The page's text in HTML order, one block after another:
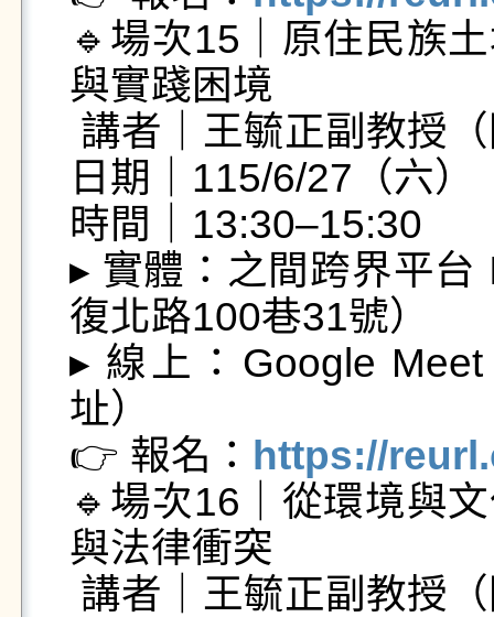
🔹場次15｜原住民族
與實踐困境
日期｜115/6/27（六）
時間｜13:30–15:30
▸ 實體：之間跨界平
復北路100巷31號）
▸ 線上：Google
址）
👉 報名： https://
🔹場次16｜從環境與
與法律衝突